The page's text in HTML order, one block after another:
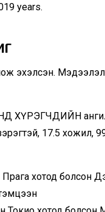
years.
эхэлсэн. Мэдээлэл
ХҮРЭГЧДИЙН
17.5 хожил,
Прага хотод болсон